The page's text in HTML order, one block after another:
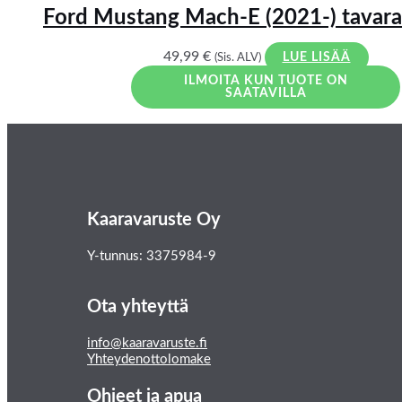
Ford Mustang Mach-E (2021-)
49,99 € (Sis. ALV)
LUE LISÄÄ
ILMOITA KUN TUOTE ON
SAATAVILLA
Kaaravaruste Oy
Y-tunnus: 3375984-9
Ota yhteyttä
info@kaaravaruste.fi
Yhteydenottolomake
Ohjeet ja apua